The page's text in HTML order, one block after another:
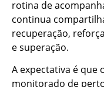
rotina de
continua
recuperação,
e superação.
A expectativa é
monitorado de